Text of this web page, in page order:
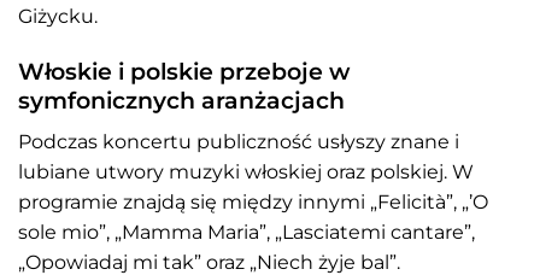
Giżycku.
Włoskie i polskie przeboje w
symfonicznych aranżacjach
Podczas koncertu publiczność usłyszy znane i
lubiane utwory muzyki włoskiej oraz polskiej. W
programie znajdą się między innymi „Felicità”, „’O
sole mio”, „Mamma Maria”, „Lasciatemi cantare”,
„Opowiadaj mi tak” oraz „Niech żyje bal”.